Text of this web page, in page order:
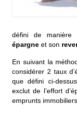
défini de manière
épargne et son
En suivant la
considérer 2 taux
que défini ci-
exclut de l’effort
emprunts immobiliers.